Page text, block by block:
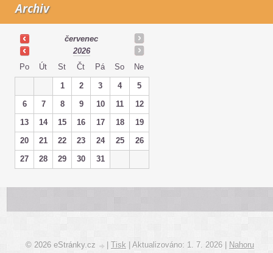
Archiv
červenec
2026
Po
Út St Čt Pá So Ne
1 2 3 4
5
6
7 8 9 10 11
12
13
14 15 16 17 18
19
20
21 22 23 24 25
26
27
28 29 30 31
© 2026 eStránky.cz Tisk Aktualizováno: 1. 7. 2026
Nahoru